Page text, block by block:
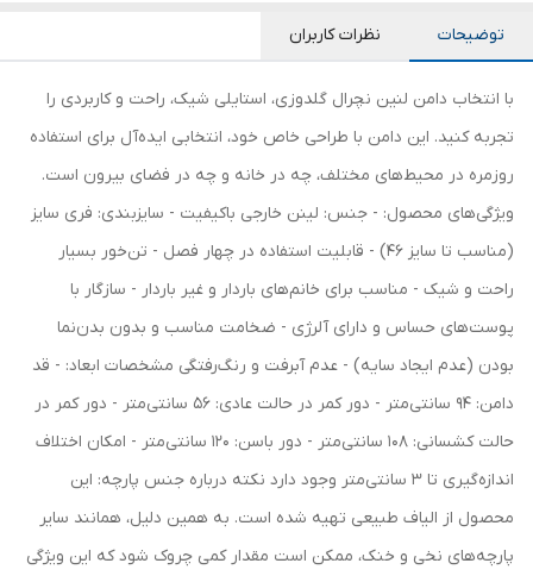
توضیحات نظرات کاربران
با انتخاب دامن لنین نچرال گلدوزی، استایلی شیک، راحت و کاربردی را
تجربه کنید. این دامن با طراحی خاص خود، انتخابی ایده‌آل برای استفاده
روزمره در محیط‌های مختلف، چه در خانه و چه در فضای بیرون است.
ویژگی‌های محصول: - جنس: لینن خارجی باکیفیت - سایزبندی: فری سایز
(مناسب تا سایز 46) - قابلیت استفاده در چهار فصل - تن‌خور بسیار
راحت و شیک - مناسب برای خانم‌های باردار و غیر باردار - سازگار با
پوست‌های حساس و دارای آلرژی - ضخامت مناسب و بدون بدن‌نما
بودن (عدم ایجاد سایه) - عدم آبرفت و رنگ‌رفتگی مشخصات ابعاد: - قد
دامن: 94 سانتی‌متر - دور کمر در حالت عادی: 56 سانتی‌متر - دور کمر در
حالت کشسانی: 108 سانتی‌متر - دور باسن: 120 سانتی‌متر - امکان اختلاف
اندازه‌گیری تا 3 سانتی‌متر وجود دارد نکته درباره جنس پارچه: این
محصول از الیاف طبیعی تهیه شده است. به همین دلیل، همانند سایر
پارچه‌های نخی و خنک، ممکن است مقدار کمی چروک شود که این ویژگی